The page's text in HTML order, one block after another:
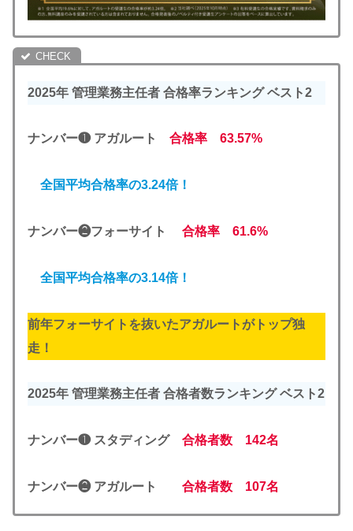
2025年 管理業務主任者 合格率ランキング ベスト2
ナンバー❶ アガルート 合格率 63.57%
全国平均合格率の3.24倍！
ナンバー❷フォーサイト 合格率 61.6%
全国平均合格率の3.14倍！
前年フォーサイトを抜いたアガルートがトップ独
走！
2025年 管理業務主任者 合格者数ランキング ベスト2
ナンバー❶ スタディング 合格者数 142名
ナンバー❷ アガルート 合格者数 107名